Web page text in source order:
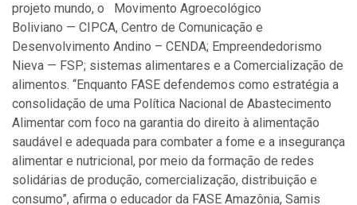
projeto mundo, o
Movimento Agroecológico
Boliviano — CIPCA, Centro de Comunicação e
Desenvolvimento Andino – CENDA; Empreendedorismo
Nieva — FSP; sistemas alimentares e a Comercialização de
alimentos. “Enquanto FASE defendemos como estratégia a
consolidação de uma Política Nacional de Abastecimento
Alimentar com foco na garantia do direito à alimentação
saudável e adequada para combater a fome e a insegurança
alimentar e nutricional, por meio da formação de redes
solidárias de produção, comercialização, distribuição e
consumo”, afirma o educador da FASE Amazônia, Samis